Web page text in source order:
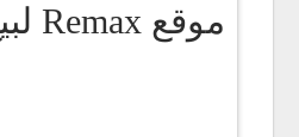
موقع Remax لبيع وشراء العقارات في تركيا